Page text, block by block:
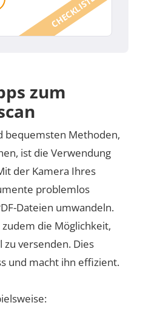
CHECKLISTE
zum
bequemsten Methoden,
ist die Verwendung
der Kamera Ihres
problemlos
Dateien umwandeln.
die Möglichkeit,
zu versenden. Dies
und macht ihn effizient.